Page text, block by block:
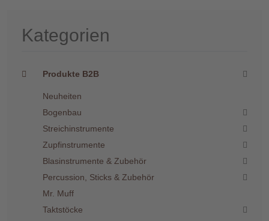
Kategorien
Produkte B2B
Neuheiten
Bogenbau
Streichinstrumente
Zupfinstrumente
Blasinstrumente & Zubehör
Percussion, Sticks & Zubehör
Mr. Muff
Taktstöcke